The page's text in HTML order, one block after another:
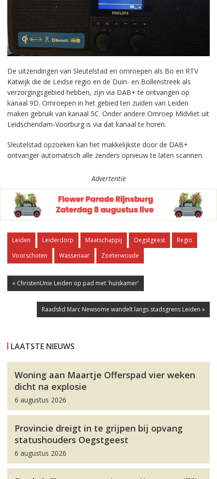
De uitzendingen van Sleutelstad en omroepen als Bo en RTV
Katwijk die de Leidse regio en de Duin- en Bollenstreek als
verzorgingsgebied hebben, zijn via DAB+ te ontvangen op
kanaal 9D. Omroepen in het gebied ten zuiden van Leiden
maken gebruik van kanaal 5C. Onder andere Omroep Midvliet uit
Leidschendam-Voorburg is via dat kanaal te horen.
Sleutelstad opzoeken kan het makkelijkste door de DAB+
ontvanger automatisch alle zenders opnieuw te laten scannen.
Advertentie
Leiden Leiderdorp Maatschappij Oegstgeest
Regio
Voorschoten
Wassenaar Zoeterwoude
« ChristenUnie Leiden op pad met 'huiskamer'
Raadslid Marc Newsome wandelt langs stadsgrens Leiden »
LAATSTE NIEUWS
Woning aan Maartje Offerspad vier weken
dicht na explosie
6 augustus 2026
Provincie dreigt in te grijpen bij opvang
statushouders Oegstgeest
6 augustus 2026